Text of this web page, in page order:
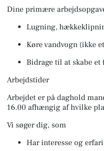
Dine primære
Lugning,
Køre vandvogn (ikke
Bidrage til at skabe
Arbejdstider
Arbejdet er på daghold
16.00 afhængig af hvilke
Vi søger dig, som
Har interesse og